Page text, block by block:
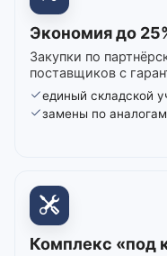
Экономия до
Закупки по
поставщиков с
единый складской
замены по аналогам
Комплекс «под